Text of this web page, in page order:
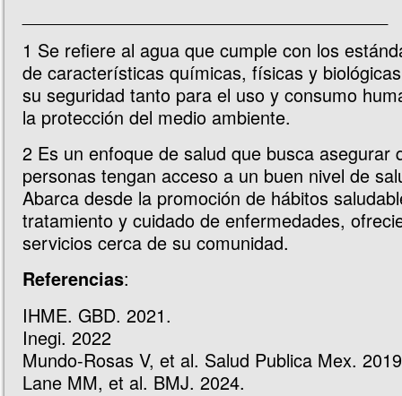
1 Se refiere al agua que cumple con los
de características químicas, físicas y
su seguridad tanto para el uso y consumo
la protección del medio ambiente.
2 Es un enfoque de salud que busca asegurar
personas tengan acceso a un buen nivel de
Abarca desde la promoción de hábitos
tratamiento y cuidado de enfermedades,
servicios cerca de su comunidad.
Referencias:
IHME. GBD. 2021.
Inegi. 2022
Mundo-Rosas V, et al. Salud Publica Mex.
Lane MM, et al. BMJ. 2024.